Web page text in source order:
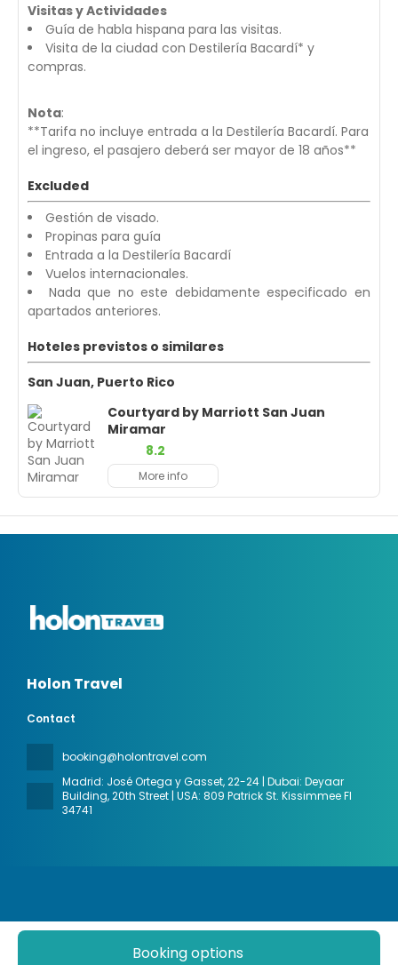
Booking options
Visitas y Actividades
Guía de habla hispana para las visitas.
Visita de la ciudad con Destilería Bacardí* y
compras.
Nota:
**Tarifa no incluye entrada a la Destilería Bacardí. Para
el ingreso, el pasajero deberá ser mayor de 18 años**
Excluded
Gestión de visado.
Propinas para guía
Entrada a la Destilería Bacardí
Vuelos internacionales.
Nada que no este debidamente especificado en
apartados anteriores.
Hoteles previstos o similares
San Juan, Puerto Rico
Courtyard by Marriott San Juan
Miramar
8.2
More info
Holon Travel
Contact
booking@holontravel.com
Madrid: José Ortega y Gasset, 22-24 | Dubai: Deyaar
Building, 20th Street | USA: 809 Patrick St. Kissimmee Fl
34741
All rights reserved Holon Travel © 2026